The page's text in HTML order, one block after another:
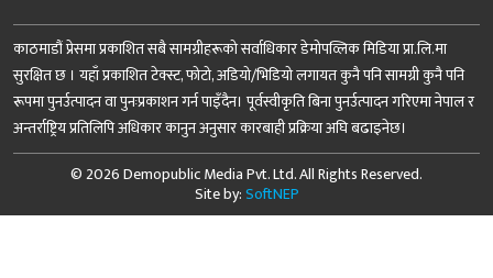
काठमाडौं प्रेसमा प्रकाशित सबै सामग्रीहरूको सर्वाधिकार डेमोपव्लिक मिडिया प्रा.लि.मा
सुरक्षित छ । यहाँ प्रकाशित टेक्स्ट, फोटो, अडियो/भिडियो लगायत कुनै पनि सामग्री कुनै पनि
रूपमा पुनर्उत्पादन वा पुनःप्रकाशन गर्न पाइँदैन। पूर्वस्वीकृति बिना पुनर्उत्पादन गरिएमा नेपाल र
अन्तर्राष्ट्रिय प्रतिलिपि अधिकार कानुन अनुसार कारबाही प्रक्रिया अघि बढाइनेछ।
© 2026 Demopublic Media Pvt. Ltd. All Rights Reserved.
Site by:SoftNEP